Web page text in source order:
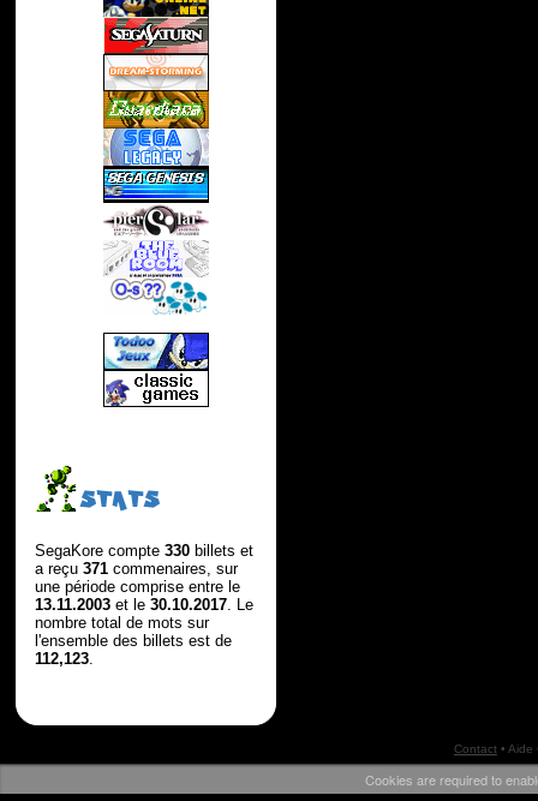
STATS
SegaKore compte 330billets et
a reçu 371commenaires, sur
une période comprise entre le
13.11.2003et le 30.10.2017. Le
nombre total de mots sur
l'ensemble des billets est de
112,123.
Contact• Aide
Cookies are required to